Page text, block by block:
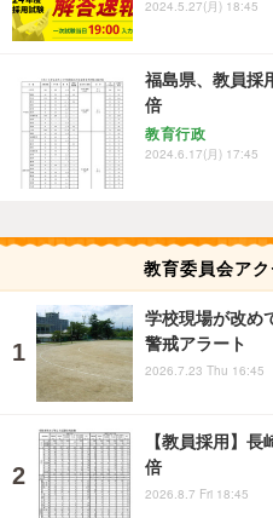
2024.5.27(月) 18:45
福島県、教員採
倍
教育行政
2024.6.17(月) 17:45
教育委員会ア
学校現場が改め
警戒アラート
2026.7.23 Thu 16:45
【教員採用】
倍
2026.8.7 Fri 18:45